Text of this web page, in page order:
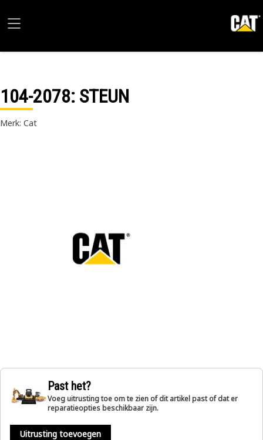
104-2078: STEUN
Merk: Cat
Past het?
Voeg uitrusting toe om te zien of dit artikel past of dat er
reparatieopties beschikbaar zijn.
Uitrusting toevoegen